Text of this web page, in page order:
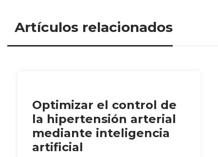
Artículos relacionados
Optimizar el control de
la hipertensión arterial
mediante inteligencia
artificial